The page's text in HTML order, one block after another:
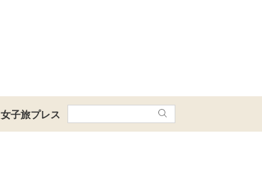
女子旅プレス